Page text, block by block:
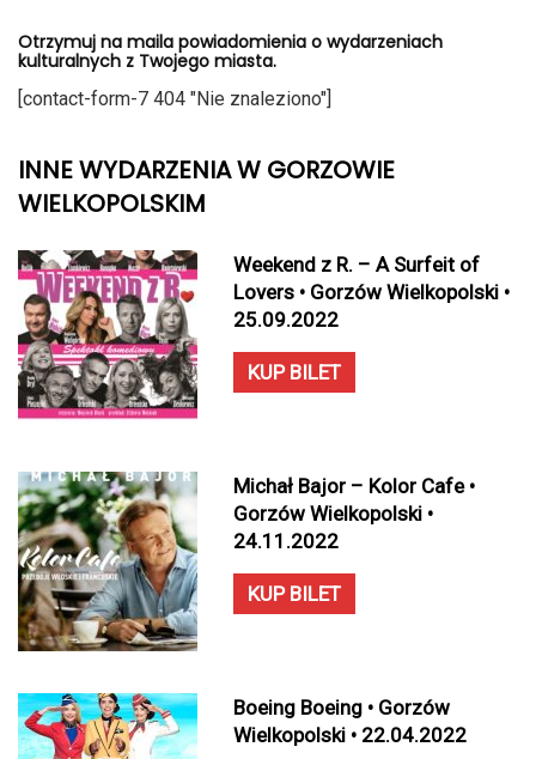
Otrzymuj na maila powiadomienia o wydarzeniach
kulturalnych z Twojego miasta.
[contact-form-7 404 "Nie znaleziono"]
INNE WYDARZENIA W GORZOWIE
WIELKOPOLSKIM
Weekend z R. – A Surfeit of
Lovers • Gorzów Wielkopolski •
25.09.2022
KUP BILET
Michał Bajor – Kolor Cafe •
Gorzów Wielkopolski •
24.11.2022
KUP BILET
Boeing Boeing • Gorzów
Wielkopolski • 22.04.2022